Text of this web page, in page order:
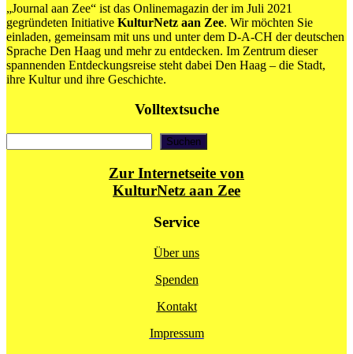
„Journal aan Zee“ ist das Onlinemagazin der im Juli 2021
gegründeten Initiative KulturNetz aan Zee. Wir möchten Sie
einladen, gemeinsam mit uns und unter dem D-A-CH der deutschen
Sprache Den Haag und mehr zu entdecken. Im Zentrum dieser
spannenden Entdeckungsreise steht dabei Den Haag – die Stadt,
ihre Kultur und ihre Geschichte.
Volltextsuche
Suchen
Zur Internetseite von
KulturNetz aan Zee
Service
Über uns
Spenden
Kontakt
Impressum